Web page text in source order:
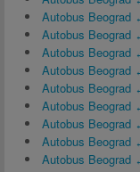
Autobus Beograd
Autobus Beograd
Autobus Beograd
Autobus Beograd
Autobus Beograd
Autobus Beograd
Autobus Beograd
Autobus Beograd
Autobus Beograd